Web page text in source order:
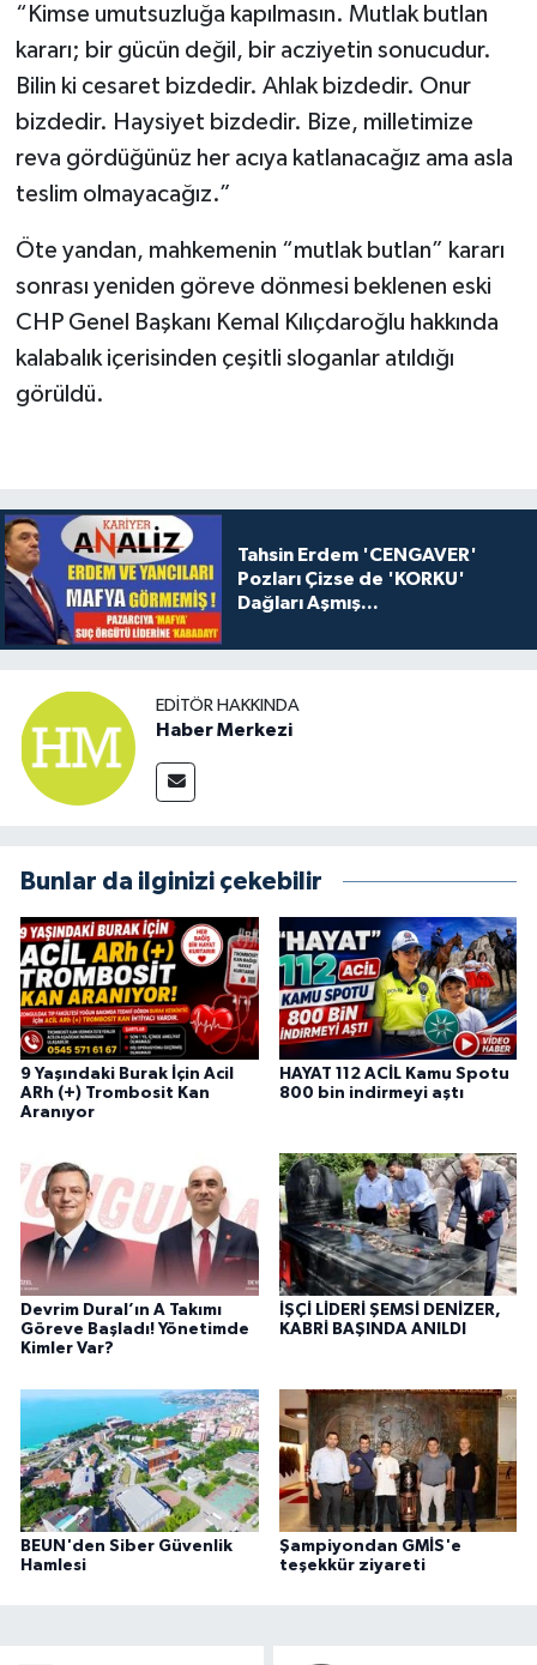
“Kimse umutsuzluğa kapılmasın. Mutlak butlan
kararı; bir gücün değil, bir acziyetin sonucudur.
Bilin ki cesaret bizdedir. Ahlak bizdedir. Onur
bizdedir. Haysiyet bizdedir. Bize, milletimize
reva gördüğünüz her acıya katlanacağız ama asla
teslim olmayacağız.”
Öte yandan, mahkemenin “mutlak butlan” kararı
sonrası yeniden göreve dönmesi beklenen eski
CHP Genel Başkanı Kemal Kılıçdaroğlu hakkında
kalabalık içerisinden çeşitli sloganlar atıldığı
görüldü.
Tahsin Erdem 'CENGAVER'
Pozları Çizse de 'KORKU'
Dağları Aşmış...
EDITÖR HAKKINDA
Haber Merkezi
Bunlar da ilginizi çekebilir
9 Yaşındaki Burak İçin Acil
ARh (+) Trombosit Kan
Aranıyor
HAYAT 112 ACİL Kamu Spotu
800 bin indirmeyi aştı
Devrim Dural’ın A Takımı
Göreve Başladı! Yönetimde
Kimler Var?
İŞÇİ LİDERİ ŞEMSİ DENİZER,
KABRİ BAŞINDA ANILDI
BEUN'den Siber Güvenlik
Hamlesi
Şampiyondan GMİS'e
teşekkür ziyareti